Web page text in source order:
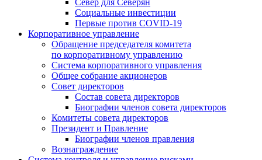
Социальные инвестиции
Первые против COVID‑19
Корпоративное управление
Обращение председателя комитета
по корпоративному управлению
Система корпоративного управления
Общее собрание акционеров
Совет директоров
Состав совета директоров
Биографии членов совета директоров
Комитеты совета директоров
Президент и Правление
Биографии членов правления
Вознаграждение